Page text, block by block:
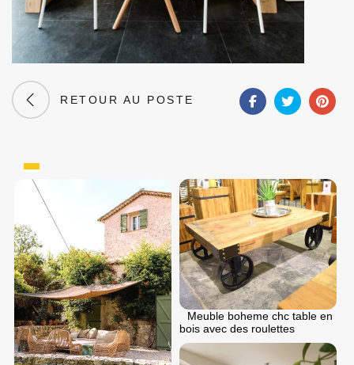
RETOUR AU POSTE
Meuble boheme chc table en
bois avec des roulettes